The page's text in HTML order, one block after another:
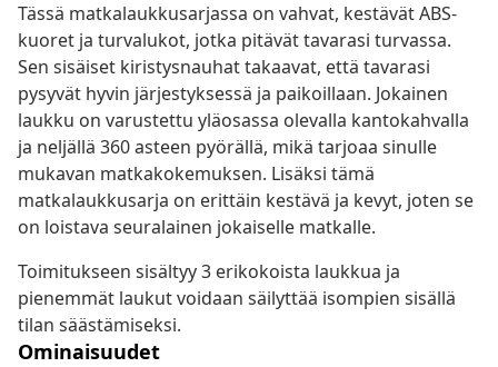
Tässä matkalaukkusarjassa on vahvat, kestävät ABS-
kuoret ja turvalukot, jotka pitävät tavarasi turvassa.
Sen sisäiset kiristysnauhat takaavat, että tavarasi
pysyvät hyvin järjestyksessä ja paikoillaan. Jokainen
laukku on varustettu yläosassa olevalla kantokahvalla
ja neljällä 360 asteen pyörällä, mikä tarjoaa sinulle
mukavan matkakokemuksen. Lisäksi tämä
matkalaukkusarja on erittäin kestävä ja kevyt, joten se
on loistava seuralainen jokaiselle matkalle.
Toimitukseen sisältyy 3 erikokoista laukkua ja
pienemmät laukut voidaan säilyttää isompien sisällä
tilan säästämiseksi.
Ominaisuudet